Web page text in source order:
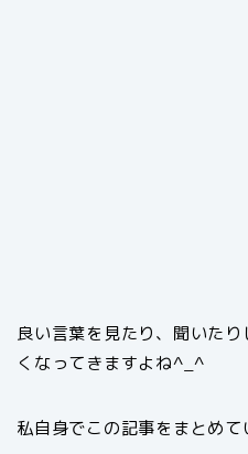
良い言葉を見たり、聞いた
くなってきますよね^_^
私自身でこの記事をまとめて